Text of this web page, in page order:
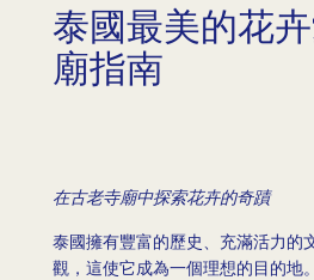
泰國最美的花
廟指南
在古老寺廟中探索花卉的奇蹟
泰國擁有豐富的歷史、充滿活力的
觀，這使它成為一個理想的目的地